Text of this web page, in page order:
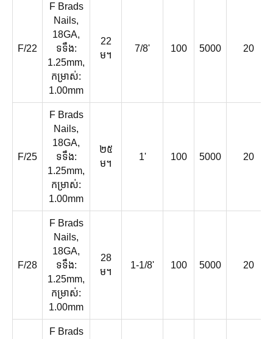
F/22
F Brads
Nails,
18GA,
ទទឹង:
1.25mm,
កម្រាស់:
1.00mm
22
ម។
7/8' 100 5000 20
F/25
F Brads
Nails,
18GA,
ទទឹង:
1.25mm,
កម្រាស់:
1.00mm
២៥
ម។
1' 100 5000 20
F/28
F Brads
Nails,
18GA,
ទទឹង:
1.25mm,
កម្រាស់:
1.00mm
28
ម។
1-1/8' 100 5000 20
F Brads